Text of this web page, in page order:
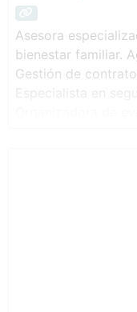
Asesora
bienestar familiar.
Gestión de
Organizadora de